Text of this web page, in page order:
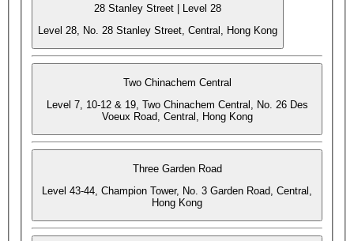
28 Stanley Street | Level 28
Level 28, No. 28 Stanley Street, Central, Hong Kong
Two Chinachem Central
Level 7, 10-12 & 19, Two Chinachem Central, No. 26 Des
Voeux Road, Central, Hong Kong
Three Garden Road
Level 43-44, Champion Tower, No. 3 Garden Road, Central,
Hong Kong